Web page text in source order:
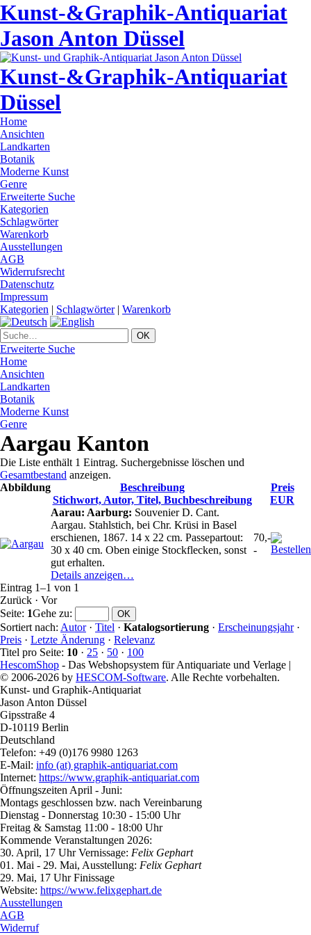
Kunst-&Graphik-Antiquariat
Jason Anton Düssel
Kunst-&Graphik-Antiquariat
Düssel
Home
Ansichten
Landkarten
Botanik
Moderne Kunst
Genre
Erweiterte Suche
Kategorien
Schlagwörter
Warenkorb
Ausstellungen
AGB
Widerrufsrecht
Datenschutz
Impressum
Kategorien | Schlagwörter| Warenkorb
Erweiterte Suche
Home
Ansichten
Landkarten
Botanik
Moderne Kunst
Genre
Aargau Kanton
Die Liste enthält 1 Eintrag. Suchergebnisse löschen und
Gesamtbestand anzeigen.
Abbildung
Beschreibung
Stichwort, Autor, Titel, Buchbeschreibung
Preis
EUR
Aarau: Aarburg: Souvenier D. Cant.
Aargau. Stahlstich, bei Chr. Krüsi in Basel
erschienen, 1867. 14 x 22 cm. Passepartout:
30 x 40 cm. Oben einige Stockflecken, sonst
gut erhalten.
Details anzeigen…
70,-
-
Eintrag 1–1 von 1
Zurück · Vor
Seite: 1Gehe zu:
Sortiert nach: Autor· Titel · Katalogsortierung · Erscheinungsjahr·
Preis · Letzte Änderung · Relevanz
Titel pro Seite: 10 · 25 · 50 · 100
HescomShop - Das Webshopsystem für Antiquariate und Verlage |
© 2006-2026 by HESCOM-Software. Alle Rechte vorbehalten.
Kunst- und Graphik-Antiquariat
Jason Anton Düssel
Gipsstraße 4
D-10119 Berlin
Deutschland
Telefon: +49 (0)176 9980 1263
E-Mail: info (at) graphik-antiquariat.com
Internet: https://www.graphik-antiquariat.com
Öffnungszeiten April - Juni:
Montags geschlossen bzw. nach Vereinbarung
Dienstag - Donnerstag 10:30 - 15:00 Uhr
Freitag & Samstag 11:00 - 18:00 Uhr
Kommende Veranstaltungen 2026:
30. April, 17 Uhr Vernissage: Felix Gephart
01. Mai - 29. Mai, Ausstellung: Felix Gephart
29. Mai, 17 Uhr Finissage
Website: https://www.felixgephart.de
Ausstellungen
AGB
Widerruf